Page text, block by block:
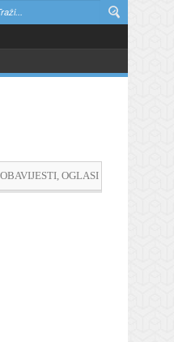
OBAVIJESTI, OGLASI